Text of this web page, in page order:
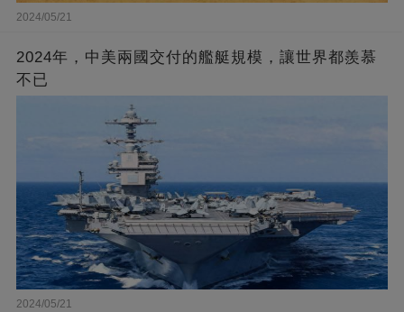
2024/05/21
2024年，中美兩國交付的艦艇規模，讓世界都羨慕
不已
2024/05/21